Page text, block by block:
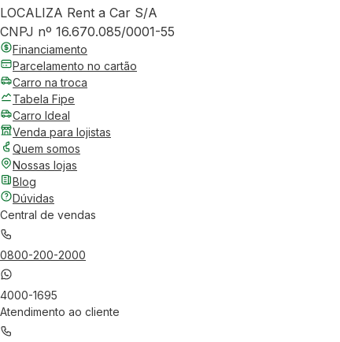
LOCALIZA Rent a Car S/A
CNPJ nº 16.670.085/0001-55
Financiamento
Parcelamento no cartão
Carro na troca
Tabela Fipe
Carro Ideal
Venda para lojistas
Quem somos
Nossas lojas
Blog
Dúvidas
Central de vendas
0800-200-2000
4000-1695
Atendimento ao cliente